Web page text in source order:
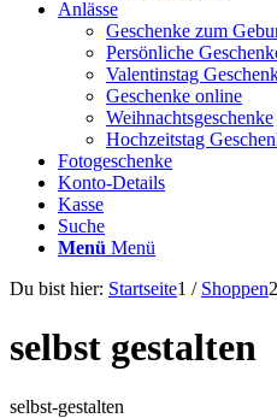
Anlässe
Geschenke zum
Persönliche
Valentinstag
Geschenke online
Weihnachtsgeschenke
Hochzeitstag
Fotogeschenke
Konto-Details
Kasse
Suche
Menü Menü
Du bist hier: Startseite1 / Shoppen2
selbst gestalten
selbst-gestalten